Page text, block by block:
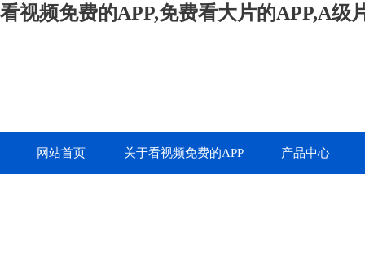
看视频免费的APP,免费看大片的APP,A级
网站首页 关于看视频免费的APP 产品中心